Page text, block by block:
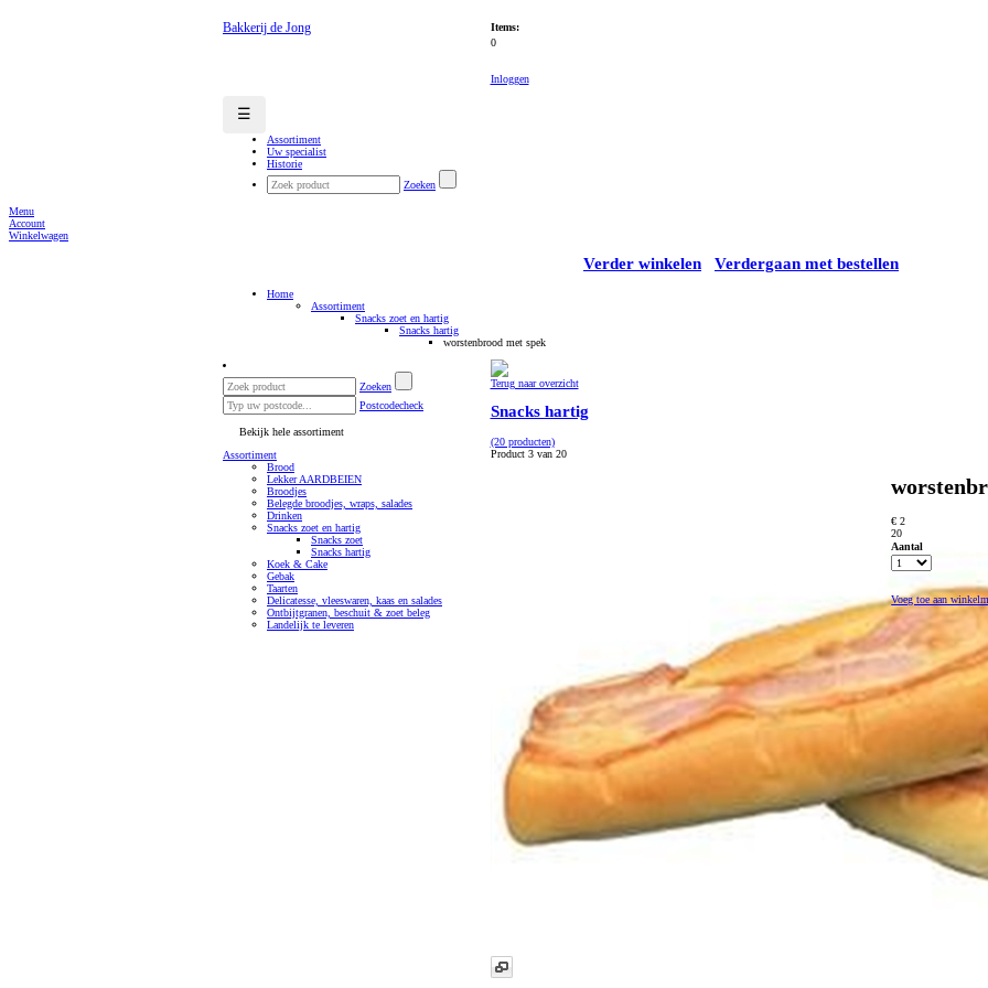
Bakkerij de Jong
Items:
0
Inloggen
☰
Assortiment
Uw specialist
Historie
Zoeken
Menu
Account
Winkelwagen
Verder winkelen Verdergaan met bestellen
Home
Assortiment
Snacks zoet en hartig
Snacks hartig
worstenbrood met spek
Zoeken
Postcodecheck
Bekijk hele assortiment
Assortiment
Brood
Lekker AARDBEIEN
Broodjes
Belegde broodjes, wraps, salades
Drinken
Snacks zoet en hartig
Snacks zoet
Snacks hartig
Koek & Cake
Gebak
Taarten
Delicatesse, vleeswaren, kaas en salades
Ontbijtgranen, beschuit & zoet beleg
Landelijk te leveren
Terug naar overzicht
Snacks hartig
(20 producten)
Product 3 van 20
€ 2
20
Aantal
Voeg toe aan